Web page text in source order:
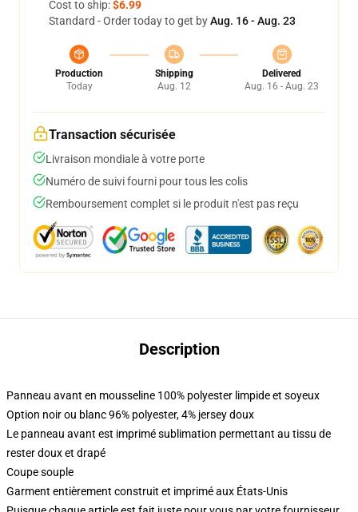
Cost to ship:$6.99
Standard - Order today to get byAug. 16 - Aug. 23
Production
Today
Shipping
Aug. 12
Delivered
Aug. 16 - Aug. 23
Transaction sécurisée
Livraison mondiale à votre porte
Numéro de suivi fourni pour tous les colis
Remboursement complet si le produit n'est pas reçu
Description
Panneau avant en mousseline 100% polyester limpide et soyeux
Option noir ou blanc 96% polyester, 4% jersey doux
Le panneau avant est imprimé sublimation permettant au tissu de
rester doux et drapé
Coupe souple
Garment entièrement construit et imprimé aux États-Unis